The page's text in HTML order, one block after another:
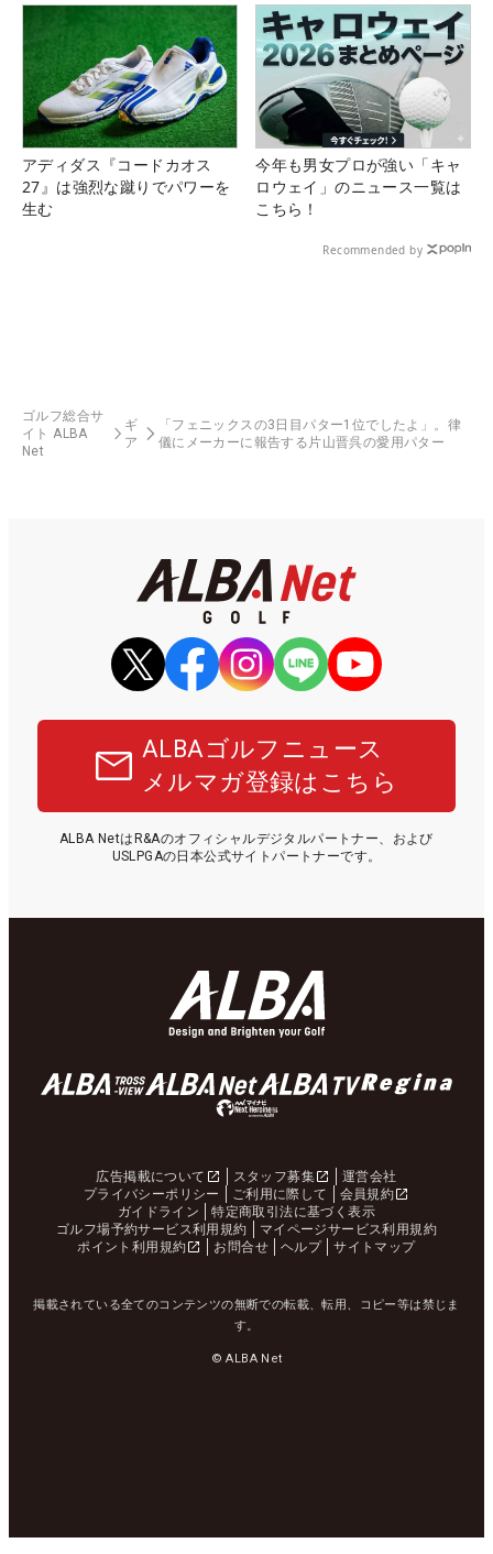
アディダス『コードカオス
27』は強烈な蹴りでパワーを
生む
今年も男女プロが強い「キャ
ロウェイ」のニュース一覧は
こちら！
Recommended by
ゴルフ総合サ
イト ALBA
Net
ギ
ア
「フェニックスの3日目パター1位でしたよ」。律
儀にメーカーに報告する片山晋呉の愛用パター
ALBAゴルフニュース
メルマガ登録はこちら
ALBA NetはR&Aのオフィシャルデジタルパートナー、および
USLPGAの日本公式サイトパートナーです。
広告掲載について スタッフ募集
運営会社
プライバシーポリシー
ご利用に際して
会員規約
ガイドライン
特定商取引法に基づく表示
ゴルフ場予約サービス利用規約
マイページサービス利用規約
ポイント利用規約
お問合せ ヘルプ サイトマップ
掲載されている全てのコンテンツの無断での転載、転用、コピー等は禁じま
す。
© ALBA Net